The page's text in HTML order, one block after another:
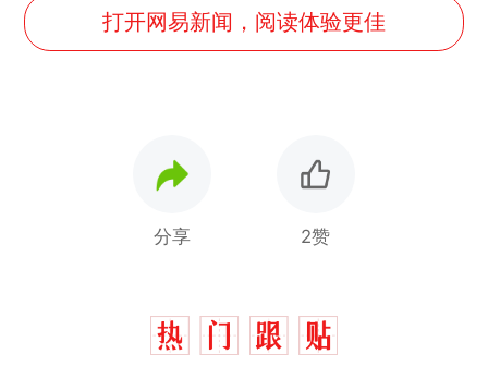
打开网易新闻，阅读体验更佳
分享 2赞